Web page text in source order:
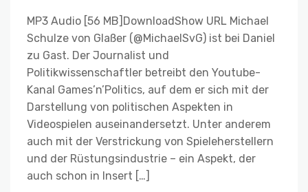
MP3 Audio [56 MB]DownloadShow URL Michael
Schulze von Glaßer (@MichaelSvG) ist bei Daniel
zu Gast. Der Journalist und
Politikwissenschaftler betreibt den Youtube-
Kanal Games’n’Politics, auf dem er sich mit der
Darstellung von politischen Aspekten in
Videospielen auseinandersetzt. Unter anderem
auch mit der Verstrickung von Spieleherstellern
und der Rüstungsindustrie – ein Aspekt, der
auch schon in Insert […]